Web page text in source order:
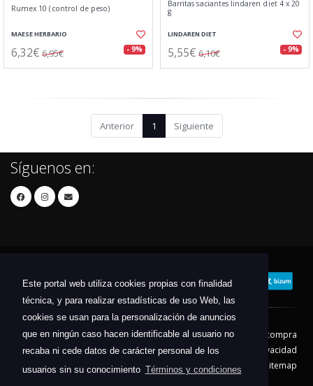
Este portal web utiliza cookies propias con finalidad
técnica, y para realizar estadísticas de uso Web, las
cookies se usan para la personalización de anuncios
que en ningún caso hacen identificable al usuario no
recaba ni cede datos de carácter personal de los
usuarios sin su conocimiento Términos y condiciones
Rumex 10 (control de peso)
MAESE HERBARIO
6,32€ 6,95€ - 9%
Barritas saciantes lindaren diet 4 x 20
g
LINDAREN DIET
5,55€ 6,10€ - 9%
Anterior 1 Siguiente
Síguenos en:
Contacto Aviso Legal
Condiciones de compra
Política de envíos
Política de devolución
Política de Privacidad
Política de Cookies
Sitemap